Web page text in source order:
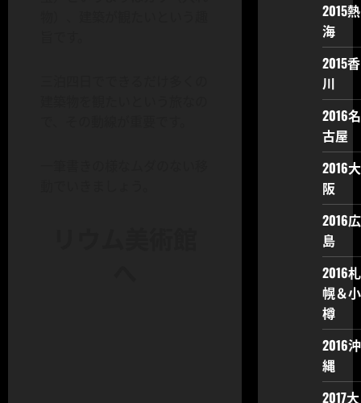
2015熱
海
2015香
川
2016名
古屋
2016大
阪
2016広
島
2016札
幌＆小
樽
2016沖
縄
2017大